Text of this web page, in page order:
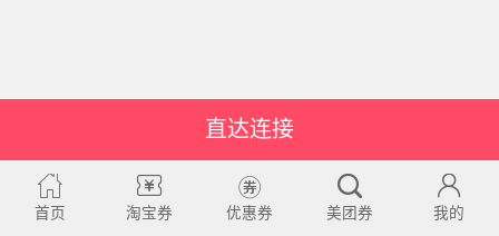
直达连接
首页 淘宝券 优惠券 美团券 我的